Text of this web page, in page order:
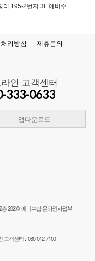
리 195-2번지 3F 에비수
리방침 제휴문의
인 고객센터
333-0633
앱다운로드
202호 에비수샵 온라인사업부
고객센터 : 080-012-7100